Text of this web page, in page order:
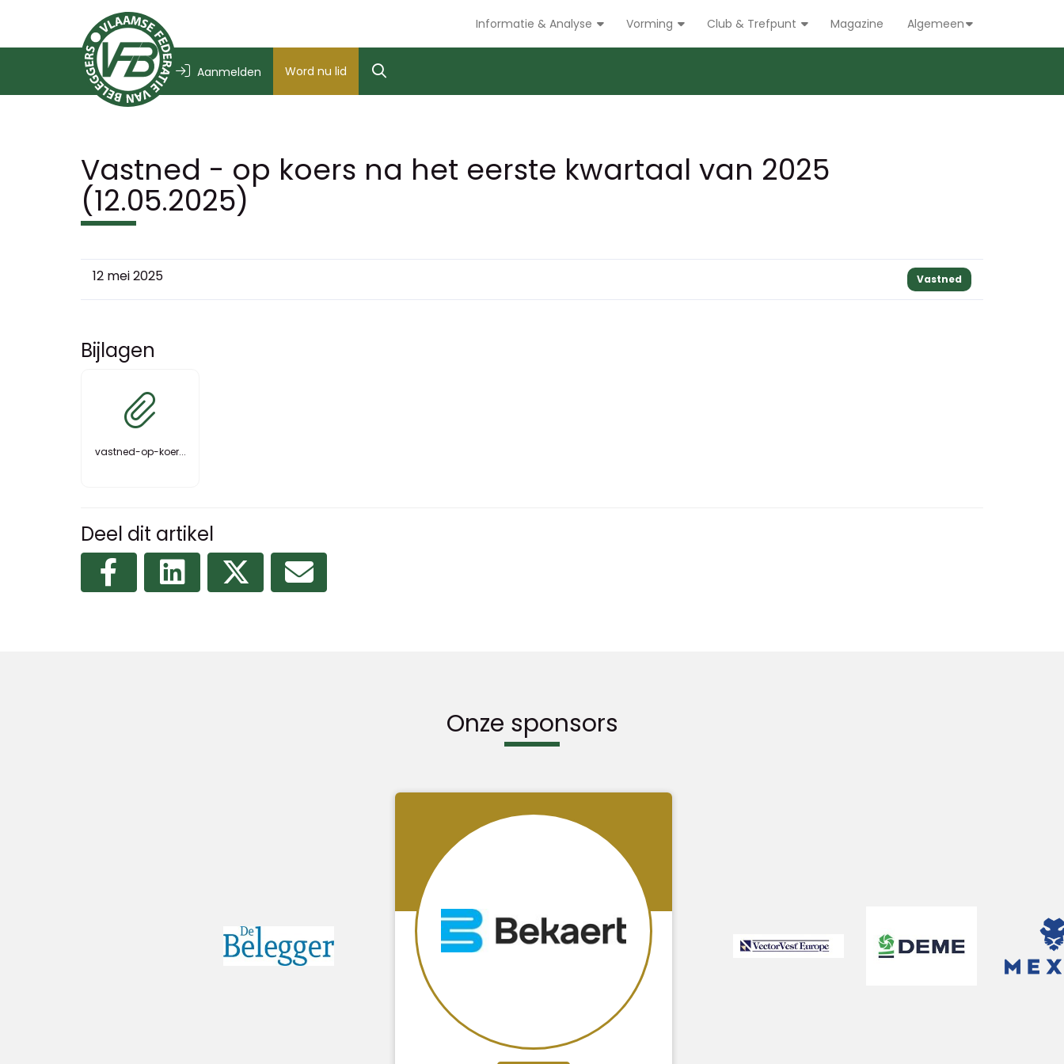
Informatie & Analyse Vorming Club & Trefpunt Magazine Algemeen
Aanmelden Word nu lid
Vastned - op koers na het eerste kwartaal van 2025
(12.05.2025)
12 mei 2025 Vastned
Bijlagen
vastned-op-koer...
Deel dit artikel
Onze sponsors